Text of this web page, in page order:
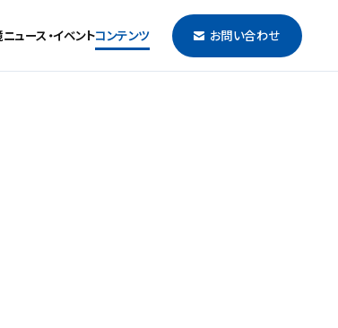
ニュース・イベントコンテンツ お問い合わせ